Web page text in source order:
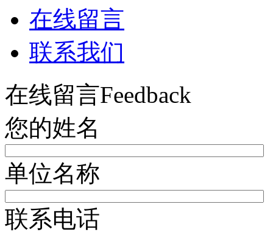
在线留言
联系我们
在线留言Feedback
您的姓名
单位名称
联系电话